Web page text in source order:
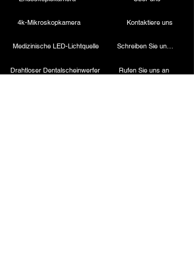
4k-Mikroskopkamera
Medizinische LED-Lichtquelle
Drahtloser Dentalscheinwerfer
Kontaktiere uns
Schreiben Sie uns eine E-Mail
Rufen Sie uns an